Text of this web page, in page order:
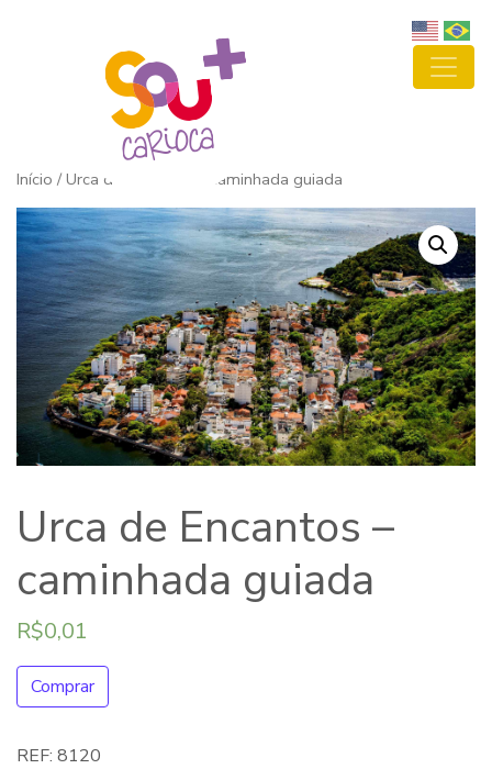
Início / Urca de Encantos – caminhada guiada
Urca de Encantos –
caminhada guiada
R$0,01
Comprar
REF: 8120